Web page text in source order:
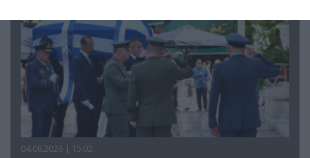
04.08.2026 | 15:02